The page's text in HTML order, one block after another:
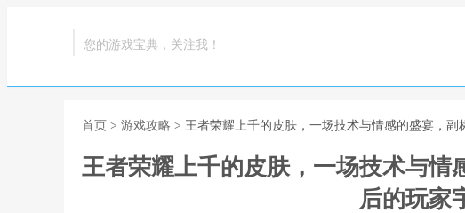
您的游戏宝典，关注我！
首页 > 游戏攻略 > 王者荣耀上千的皮肤，一场技术与情感的盛宴，副
王者荣耀上千的皮肤，一场技术与情
后的玩家